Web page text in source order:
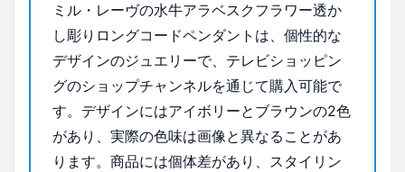
ミル・レーヴの水牛アラベスクフラワー透か
し彫りロングコードペンダントは、個性的な
デザインのジュエリーで、テレビショッピン
グのショップチャンネルを通じて購入可能で
す。デザインにはアイボリーとブラウンの2色
があり、実際の色味は画像と異なることがあ
ります。商品には個体差があり、スタイリン